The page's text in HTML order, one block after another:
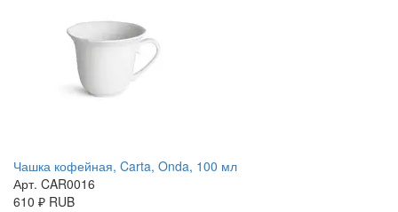
Чашка кофейная, Carta, Onda, 100 мл
Арт. CAR0016
610 ₽ RUB